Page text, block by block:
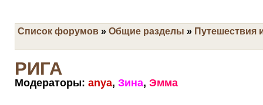
Список форумов » Общие разделы » Путешествия
РИГА
Модераторы: anya, Зина, Эмма